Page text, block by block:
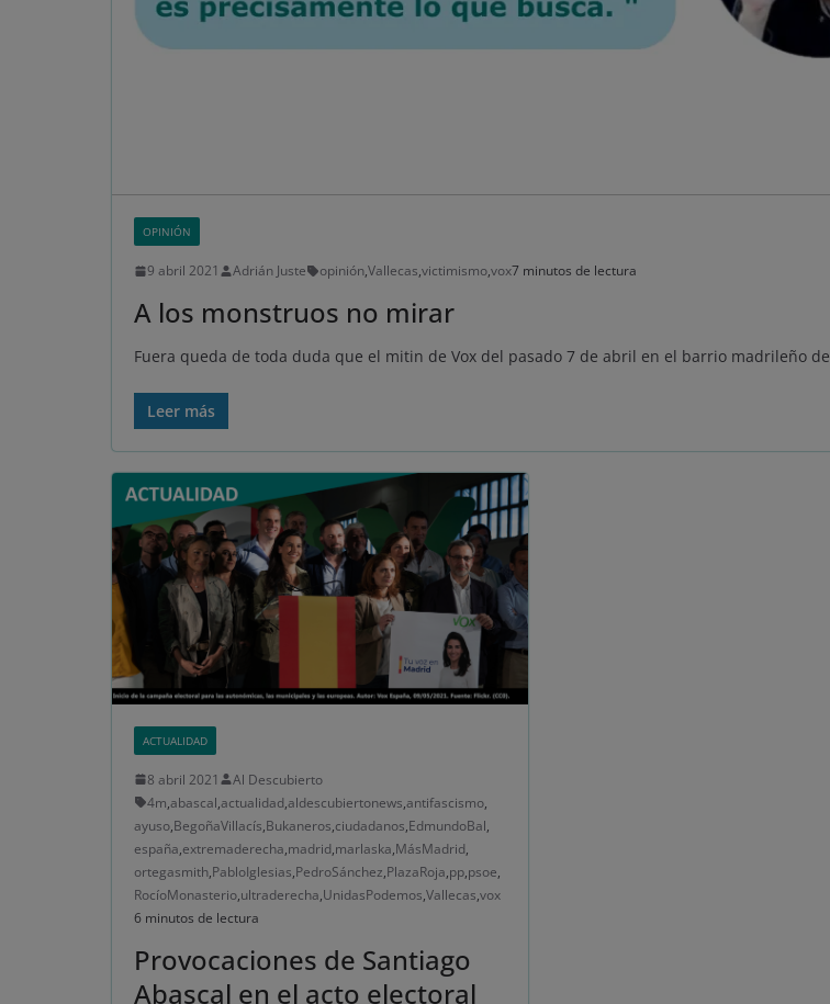
OPINIÓN
9 abril 2021 Adrián Juste opinión,Vallecas,victimismo,vox7 minutos de lectura
A los monstruos no mirar
Fuera queda de toda duda que el mitin de Vox del pasado 7 de abril en el barrio madrileño de
Leer más
ACTUALIDAD
8 abril 2021
Al Descubierto
4m,abascal,actualidad,aldescubiertonews,antifascismo,
ayuso,BegoñaVillacís,Bukaneros,ciudadanos,EdmundoBal,
españa,extremaderecha,madrid,marlaska,MásMadrid,
ortegasmith,PabloIglesias,PedroSánchez,PlazaRoja,pp,psoe,
RocíoMonasterio,ultraderecha,UnidasPodemos,Vallecas,vox
6 minutos de lectura
Provocaciones de Santiago
Abascal en el acto electoral